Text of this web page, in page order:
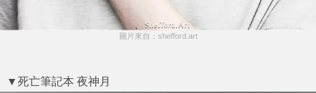
圖片來自：shefford.art
▼死亡筆記本 夜神月